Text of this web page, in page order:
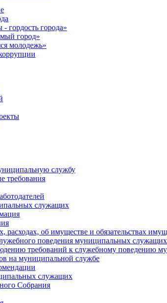
гордость города»
город»
молодежь»
службу
требования
служащих
расходах, об имуществе и обязательствах
поведения муниципальных служащих
требований к служебному поведению
на муниципальной службе
служащих
Cобрания